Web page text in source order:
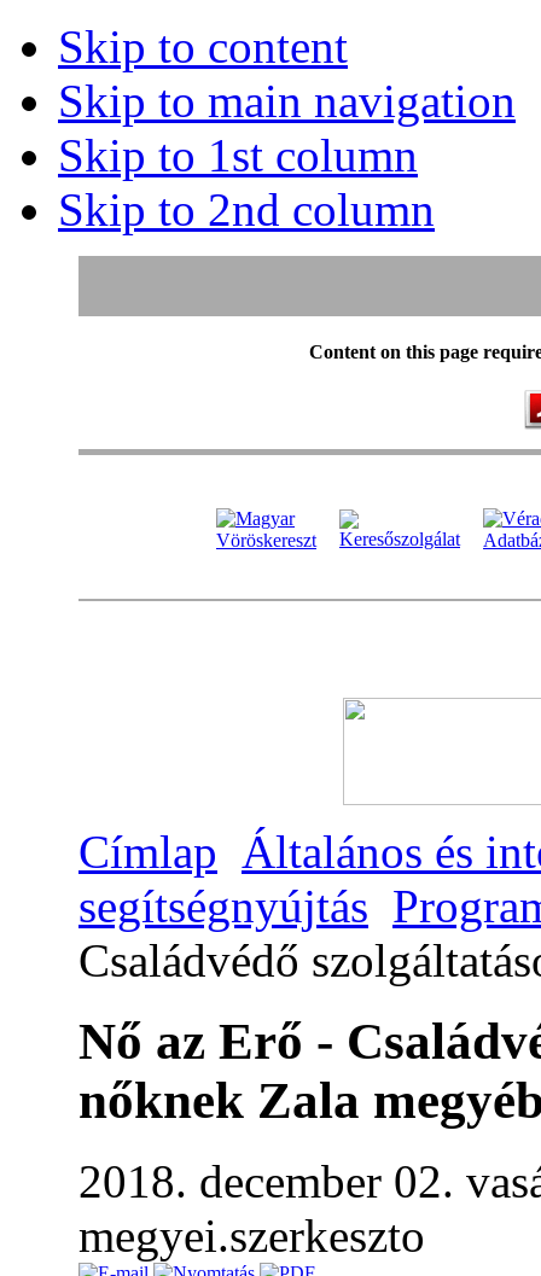
Skip to content
Skip to main navigation
Skip to 1st column
Skip to 2nd column
Content on this page
Címlap Általános és
segítségnyújtás
Családvédő
Nő az Erő -
nőknek Zala
2018. december 02.
megyei.szerkeszto